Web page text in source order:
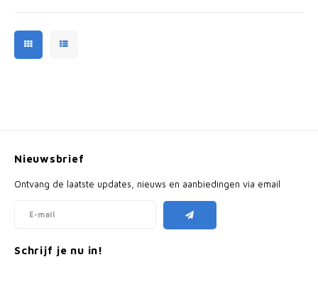
Nieuwsbrief
Ontvang de laatste updates, nieuws en aanbiedingen via email
Schrijf je nu in!